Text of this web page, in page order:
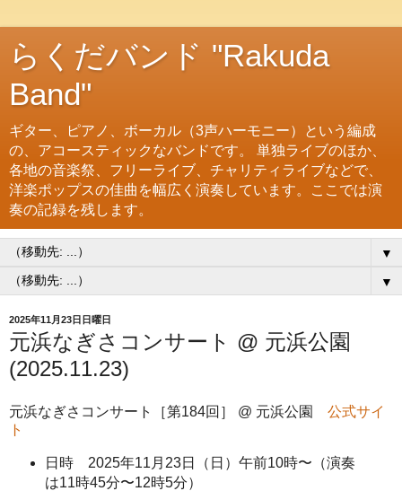
らくだバンド "Rakuda
Band"
ギター、ピアノ、ボーカル（3声ハーモニー）という編成
の、アコースティックなバンドです。 単独ライブのほか、
各地の音楽祭、フリーライブ、チャリティライブなどで、
洋楽ポップスの佳曲を幅広く演奏しています。ここでは演
奏の記録を残します。
▼
▼
2025年11月23日日曜日
元浜なぎさコンサート @ 元浜公園
(2025.11.23)
元浜なぎさコンサート［第184回］ @ 元浜公園 公式サイ
ト
日時 2025年11月23日（日）午前10時〜（演奏
は11時45分〜12時5分）